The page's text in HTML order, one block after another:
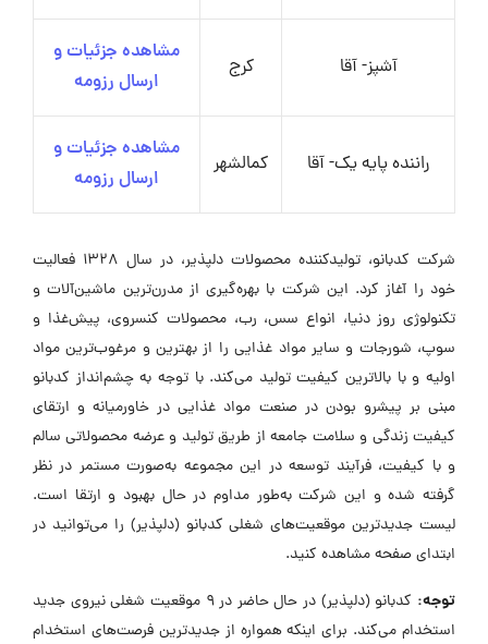
آشپز- آقا کرج
مشاهده جزئیات و
ارسال رزومه
راننده پایه یک- آقا کمالشهر
مشاهده جزئیات و
ارسال رزومه
شرکت کدبانو، تولیدکننده محصولات دلپذیر، در سال ۱۳۲۸ فعالیت
خود را آغاز کرد. این شرکت با بهره‌گیری از مدرن‌ترین ماشین‌آلات و
تکنولوژی روز دنیا، انواع سس، رب، محصولات کنسروی، پیش‌غذا و
سوپ، شورجات و سایر مواد غذایی را از بهترین و مرغوب‌ترین مواد
اولیه و با بالاترین کیفیت تولید می‌کند. با توجه به چشم‌انداز کدبانو
مبنی بر پیشرو بودن در صنعت مواد غذایی در خاورمیانه و ارتقای
کیفیت زندگی و سلامت جامعه از طریق تولید و عرضه محصولاتی سالم
و با کیفیت، فرآیند توسعه در این مجموعه به‌صورت مستمر در نظر
گرفته شده و این شرکت به‌طور مداوم در حال بهبود و ارتقا است.
لیست جدیدترین موقعیت‌های شغلی کدبانو (دلپذیر) را می‌توانید در
ابتدای صفحه مشاهده کنید.
توجه:
کدبانو (دلپذیر) در حال حاضر در ۹ موقعیت شغلی نیروی جدید
استخدام می‌کند. برای اینکه همواره از جدیدترین فرصت‌های استخدام